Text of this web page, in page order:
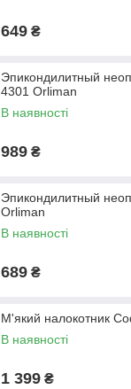
649 ₴
Эпикондилитный
4301 Orliman
В наявності
989 ₴
Эпикондилитный
Orliman
В наявності
689 ₴
М'який налокотник
В наявності
1 399 ₴